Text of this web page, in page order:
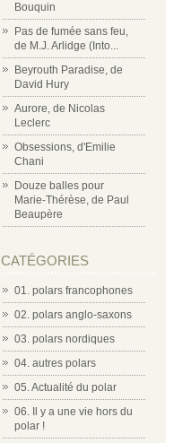
Bouquin
Pas de fumée sans feu,
de M.J. Arlidge (Into...
Beyrouth Paradise, de
David Hury
Aurore, de Nicolas
Leclerc
Obsessions, d'Emilie
Chani
Douze balles pour
Marie-Thérèse, de Paul
Beaupère
CATÉGORIES
01. polars francophones
02. polars anglo-saxons
03. polars nordiques
04. autres polars
05. Actualité du polar
06. Il y a une vie hors du
polar !